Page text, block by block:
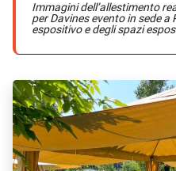
Immagini dell’allestimento
per Davines evento in sede
espositivo e degli spazi